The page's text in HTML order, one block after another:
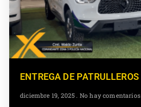
ENTREGA DE PATRULLEROS
diciembre 19, 2025 No hay comentarios